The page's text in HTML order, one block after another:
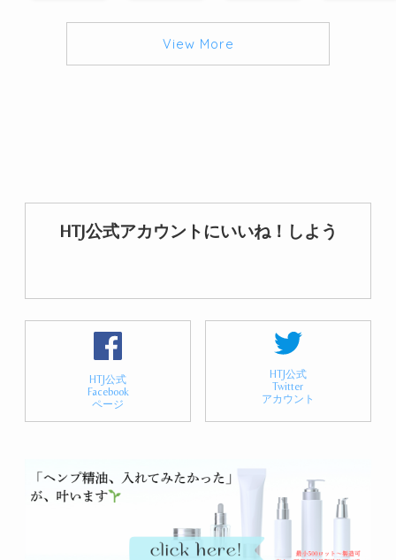
View More
HTJ公式アカウントにいいね！しよう
HTJ公式
Facebook
ページ
HTJ公式
Twitter
アカウント